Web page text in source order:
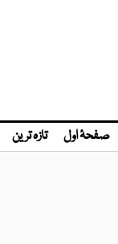
صفحۂ اول تازہ ترین